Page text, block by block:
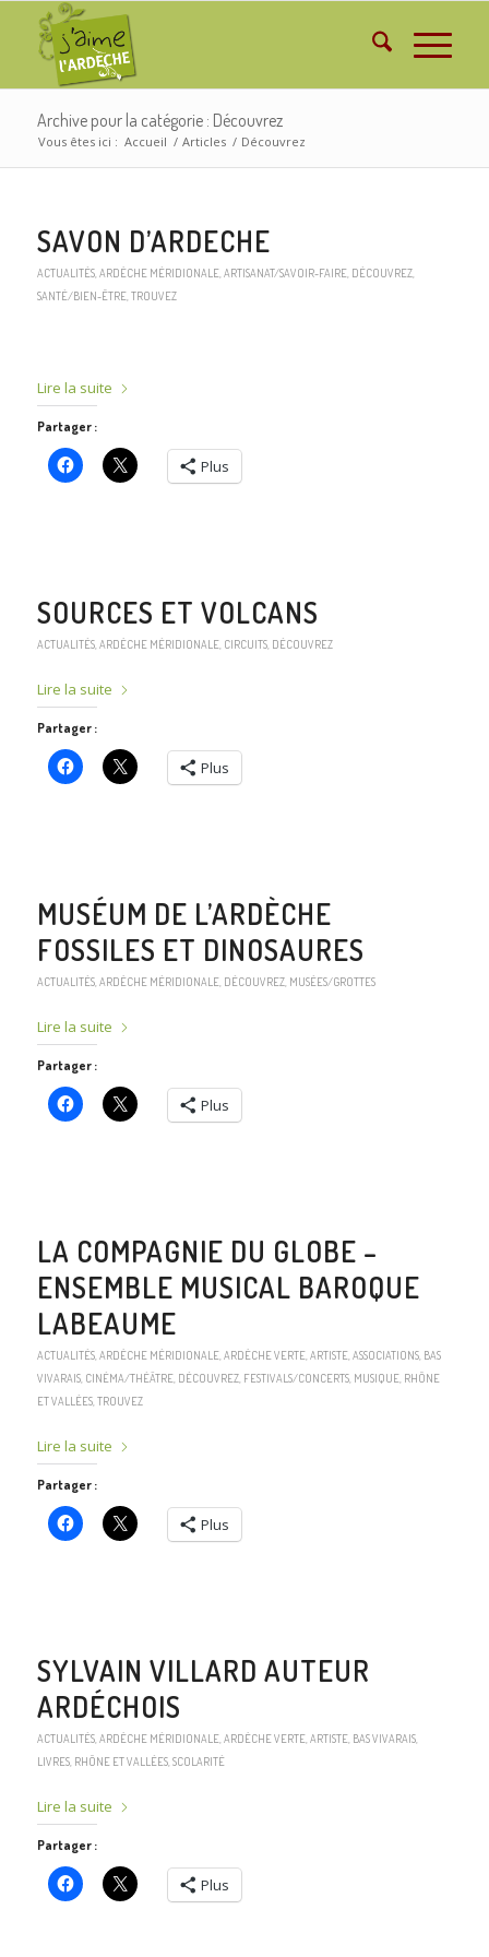
Archive pour la catégorie : Découvrez
Vous êtes ici : Accueil / Articles / Découvrez
SAVON D’ARDECHE
ACTUALITÉS, ARDÈCHE MÉRIDIONALE, ARTISANAT/SAVOIR-FAIRE, DÉCOUVREZ,
SANTÉ/BIEN-ÊTRE, TROUVEZ
Lire la suite
Partager :
Plus
SOURCES ET VOLCANS
ACTUALITÉS, ARDÈCHE MÉRIDIONALE, CIRCUITS, DÉCOUVREZ
Lire la suite
Partager :
Plus
MUSÉUM DE L’ARDÈCHE
FOSSILES ET DINOSAURES
ACTUALITÉS, ARDÈCHE MÉRIDIONALE, DÉCOUVREZ, MUSÉES/GROTTES
Lire la suite
Partager :
Plus
LA COMPAGNIE DU GLOBE –
ENSEMBLE MUSICAL BAROQUE
LABEAUME
ACTUALITÉS, ARDÈCHE MÉRIDIONALE, ARDÈCHE VERTE, ARTISTE, ASSOCIATIONS, BAS
VIVARAIS, CINÉMA/THÉÂTRE, DÉCOUVREZ, FESTIVALS/CONCERTS, MUSIQUE, RHÔNE
ET VALLÉES, TROUVEZ
Lire la suite
Partager :
Plus
SYLVAIN VILLARD AUTEUR
ARDÉCHOIS
ACTUALITÉS, ARDÈCHE MÉRIDIONALE, ARDÈCHE VERTE, ARTISTE, BAS VIVARAIS,
LIVRES, RHÔNE ET VALLÉES, SCOLARITÉ
Lire la suite
Partager :
Plus